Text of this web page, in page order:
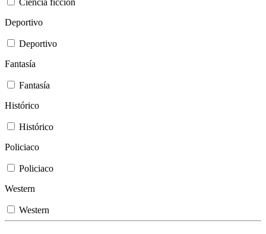
Ciencia ficción
Deportivo
Deportivo
Fantasía
Fantasía
Histórico
Histórico
Policiaco
Policiaco
Western
Western